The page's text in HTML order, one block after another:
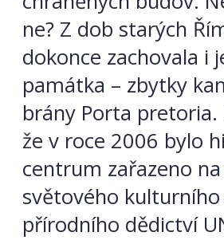
ne? Z dob starých
dokonce zachovala i
památka – zbytky
brány Porta pretoria.
že v roce 2006 bylo
centrum zařazeno
světového kulturního
přírodního dědictví